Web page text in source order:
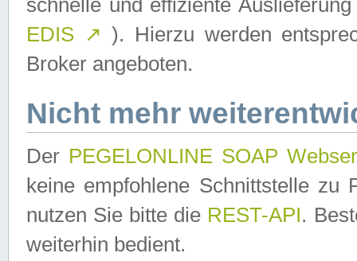
schnelle und effiziente
EDIS ↗ ). Hierzu werden
Broker angeboten.
Nicht mehr
Der PEGELONLINE SOAP
keine empfohlene Schnittstelle zu
nutzen Sie bitte die REST-API.
weiterhin bedient.